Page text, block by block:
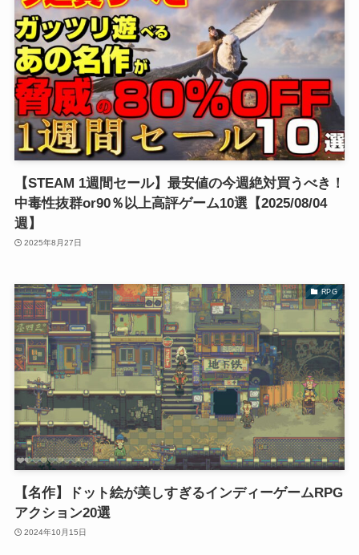
【STEAM 1週間セール】最安値の今週絶対買うべき！
中毒性抜群or90％以上高評ゲーム10選【2025/08/04
週】
2025年8月27日
RPG
【名作】ドット絵が美しすぎるインディーゲームRPG
アクション20選
2024年10月15日